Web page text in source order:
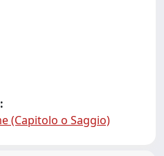
(Capitolo o Saggio)